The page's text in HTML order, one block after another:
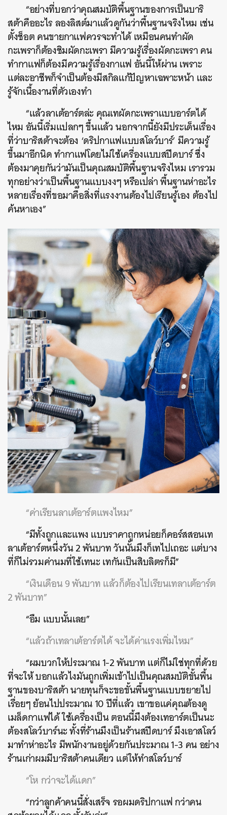
“อย่างที่บอกว่าคุณสมบัติพื้นฐานของการเป็นบาริ
สต้าคืออะไร ลองลิสต์มาแล้วดูกันว่าพื้นฐานจริงไหม เช่น
ตั้งช็อต คนขายกาแฟควรจะทำได้ เหมือนคนทำผัด
กะเพราก็ต้องชิมผัดกะเพรา มีความรู้เรื่องผัดกะเพรา คน
ทำกาแฟก็ต้องมีความรู้เรื่องกาแฟ อันนี้ให้ผ่าน เพราะ
แต่ละอาชีพก็จำเป็นต้องมีสกิลแก้ปัญหาเฉพาะหน้า และ
รู้จักเนื้องานที่ตัวเองทำ
“แล้วลาเต้อาร์ตล่ะ คุณเทผัดกะเพราแบบอาร์ตได้
ไหม อันนี้เริ่มแปลกๆ ขึ้นแล้ว นอกจากนี้ยังมีประเด็นเรื่อง
ที่ว่าบาริสต้าจะต้อง ‘ดริปกาแฟแบบสโลว์บาร์’ มีความรู้
ขึ้นมาอีกนิด ทำกาแฟโดยไม่ใช้เครื่องแบบสปีดบาร์ ซึ่ง
ต้องมาคุยกันว่ามันเป็นคุณสมบัติพื้นฐานจริงไหม เรารวม
ทุกอย่างว่าเป็นพื้นฐานแบบงงๆ หรือเปล่า พื้นฐานห่าอะไร
หลายเรื่องที่ขอมาคือสิ่งที่แรงงานต้องไปเรียนรู้เอง ต้องไป
ค้นหาเอง”
“ค่าเรียนลาเต้อาร์ตแพงไหม”
“มีทั้งถูกและแพง แบบราคาถูกหน่อยก็คอร์สสอนเท
ลาเต้อาร์ตหนึ่งวัน 2 พันบาท วันนั้นมึงก็เทไปเถอะ แต่บาง
ที่ก็ไม่รวมค่านมที่ใช้เทนะ เทกันเป็นสิบลิตรก็มี”
“เงินเดือน 9 พันบาท แล้วก็ต้องไปเรียนเทลาเต้อาร์ต
2 พันบาท”
“อืม แบบนั้นเลย”
“แล้วถ้าเทลาเต้อาร์ตได้ จะได้ค่าแรงเพิ่มไหม”
“ผมบวกให้ประมาณ 1-2 พันบาท แต่ก็ไม่ใช่ทุกที่ด้วย
ที่จะให้ บอกแล้วไงมันถูกเพิ่มเข้าไปเป็นคุณสมบัติขั้นพื้น
ฐานของบาริสต้า นายทุนก็จะขอขั้นพื้นฐานแบบขยายไป
เรื่อยๆ ย้อนไปประมาณ 10 ปีที่แล้ว เขาขอแค่คุณต้องดู
เมล็ดกาแฟได้ ใช้เครื่องเป็น ตอนนี้มึงต้องเทอาร์ตเป็นนะ
ต้องสโลว์บาร์นะ ทั้งที่ร้านมึงเป็นร้านสปีดบาร์ มึงเอาสโลว์
มาทำห่าอะไร มีพนักงานอยู่ด้วยกันประมาณ 1-3 คน อย่าง
ร้านเก่าผมมีบาริสต้าคนเดียว แต่ให้ทำสโลว์บาร์
“โห กว่าจะได้แดก”
“กว่าลูกค้าคนนี้สั่งเสร็จ รอผมดริปกาแฟ กว่าคน
ค้นหา